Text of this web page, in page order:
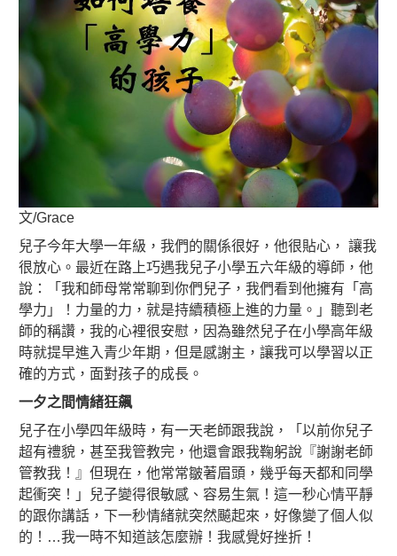
文/Grace
兒子今年大學一年級，我們的關係很好，他很貼心， 讓我
很放心。最近在路上巧遇我兒子小學五六年級的導師，他
說：「我和師母常常聊到你們兒子，我們看到他擁有「高
學力」！力量的力，就是持續積極上進的力量。」聽到老
師的稱讚，我的心裡很安慰，因為雖然兒子在小學高年級
時就提早進入青少年期，但是感謝主，讓我可以學習以正
確的方式，面對孩子的成長。
一夕之間情緒狂飆
兒子在小學四年級時，有一天老師跟我說，「以前你兒子
超有禮貌，甚至我管教完，他還會跟我鞠躬說『謝謝老師
管教我！』但現在，他常常皺著眉頭，幾乎每天都和同學
起衝突！」兒子變得很敏感、容易生氣！這一秒心情平靜
的跟你講話，下一秒情緒就突然飇起來，好像變了個人似
的！…我一時不知道該怎麼辦！我感覺好挫折！